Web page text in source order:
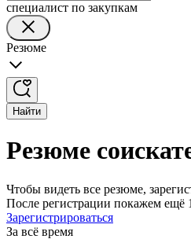
специалист по закупкам
Резюме
Найти
Резюме
Чтобы видеть все резюме,
После регистрации покажем ещё
Зарегистрироваться
За всё время